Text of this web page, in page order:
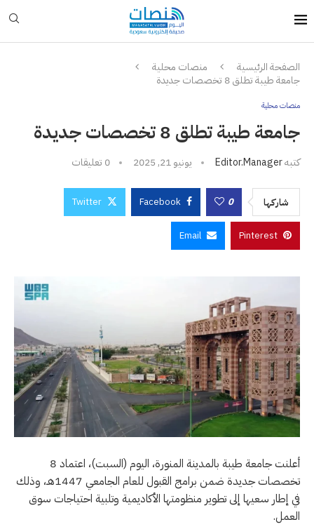
الصفحة الرئيسية
منصات محلية
جامعة طيبة تطلق 8 تخصصات جديدة
منصات محلية
جامعة طيبة تطلق 8 تخصصات جديدة
كتبهEditor.manager يونيو 21, 2025 0 تعليقات
شاركها 0
Facebook
Twitter
Pinterest
Email
أعلنت جامعة طيبة بالمدينة المنورة، اليوم (السبت)، اعتماد 8
تخصصات جديدة ضمن برامج القبول للعام الجامعي 1447هـ، وذلك
في إطار سعيها إلى تطوير منظومتها الأكاديمية وتلبية احتياجات سوق
العمل.